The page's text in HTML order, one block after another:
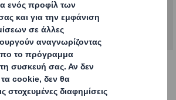
Βιωσιμότητας,